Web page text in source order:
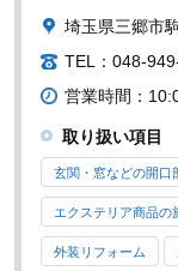
埼玉県三郷市
TEL：048-
営業時間：
取り扱い項目
玄関・窓などの開口
エクステリア商品の
外装リフォーム